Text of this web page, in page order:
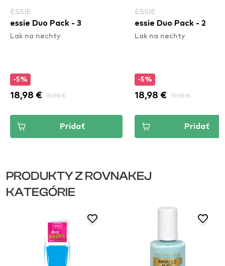
ESSIE
essie Duo Pack - 3
Lak na nechty
-5%
18,98 € 19,98 €
Pridať
ESSIE
essie Duo Pack - 2
Lak na nechty
-5%
18,98 € 19,98 €
Pridať
PRODUKTY Z ROVNAKEJ
KATEGÓRIE